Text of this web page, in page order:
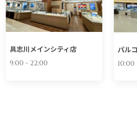
具志川メインシティ店
9:00 - 22:00
パル
10:00